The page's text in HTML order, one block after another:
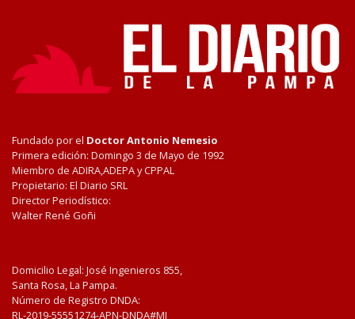
Fundado por el Doctor Antonio Nemesio
Primera edición: Domingo 3 de Mayo de 1992
Miembro de ADIRA,ADEPA y CPPAL
Propietario: El Diario SRL
Director Periodístico:
Walter René Goñi
Domicilio Legal: José Ingenieros 855,
Santa Rosa, La Pampa.
Número de Registro DNDA:
RL-2019-55551274-APN-DNDA#MJ